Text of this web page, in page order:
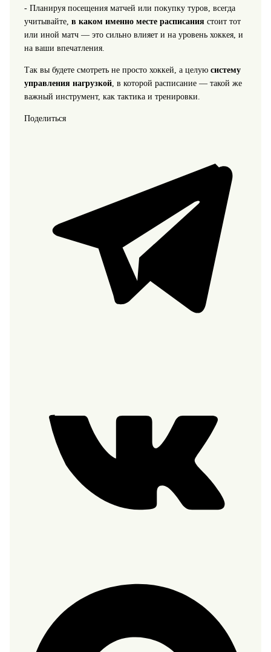
- Планируя посещения матчей или покупку туров, всегда
учитывайте, в каком именно месте расписаниястоит тот
или иной матч — это сильно влияет и на уровень хоккея, и
на ваши впечатления.
Так вы будете смотреть не просто хоккей, а целую систему
управления нагрузкой, в которой расписание — такой же
важный инструмент, как тактика и тренировки.
Поделиться